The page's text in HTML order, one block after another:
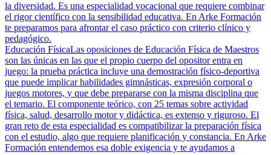
la diversidad. Es una especialidad vocacional que requiere combinar
el rigor científico con la sensibilidad educativa. En Arke Formación
te preparamos para afrontar el caso práctico con criterio clínico y
pedagógico.
Educación FísicaLas oposiciones de Educación Física de Maestros
son las únicas en las que el propio cuerpo del opositor entra en
juego: la prueba práctica incluye una demostración físico-deportiva
que puede implicar habilidades gimnásticas, expresión corporal o
juegos motores, y que debe prepararse con la misma disciplina que
el temario. El componente teórico, con 25 temas sobre actividad
física, salud, desarrollo motor y didáctica, es extenso y riguroso. El
gran reto de esta especialidad es compatibilizar la preparación física
con el estudio, algo que requiere planificación y constancia. En Arke
Formación entendemos esa doble exigencia y te ayudamos a